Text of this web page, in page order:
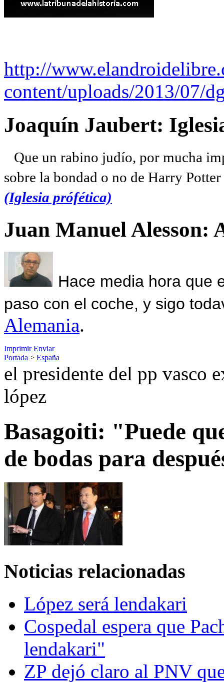
http://
content/uploads/2013/07/
Joaquín Jaubert:
Que un rabino judío, por mucha
sobre la bondad o no de Harry
(Iglesia prófética)
Juan Manuel Alesson:
Hace media hora que
paso con el coche, y sigo
Alemania.
Imprimir Enviar
Portada > España
el presidente del pp vasco
lópez
Basagoiti: "Puede
de bodas para
Noticias relacionadas
López será lendakari
Cospedal espera que
lendakari"
ZP dejó claro al PNV